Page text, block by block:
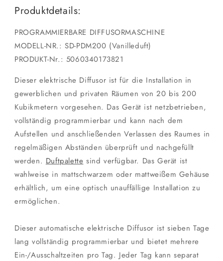
Produktdetails:
PROGRAMMIERBARE DIFFUSORMASCHINE
MODELL-NR.: SD-PDM200 (Vanilleduft)
PRODUKT-Nr.: 5060340173821
Dieser elektrische Diffusor ist für die Installation in
gewerblichen und privaten Räumen von 20 bis 200
Kubikmetern vorgesehen. Das Gerät ist netzbetrieben,
vollständig programmierbar und kann nach dem
Aufstellen und anschließenden Verlassen des Raumes in
regelmäßigen Abständen überprüft und nachgefüllt
werden. Duftpalette sind verfügbar. Das Gerät ist
wahlweise in mattschwarzem oder mattweißem Gehäuse
erhältlich, um eine optisch unauffällige Installation zu
ermöglichen.
Dieser automatische elektrische Diffusor ist sieben Tage
lang vollständig programmierbar und bietet mehrere
Ein-/Ausschaltzeiten pro Tag. Jeder Tag kann separat